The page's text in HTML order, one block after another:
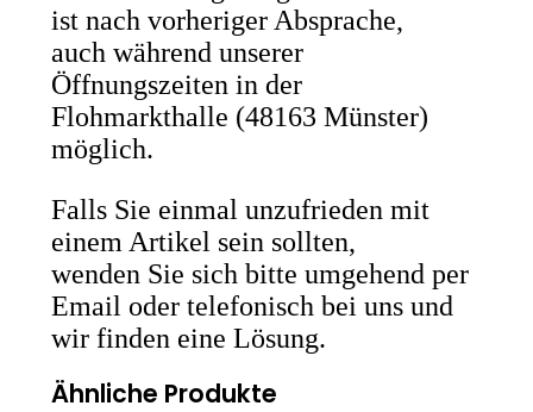
ist nach vorheriger Absprache,
auch während unserer
Öffnungszeiten in der
Flohmarkthalle (48163 Münster)
möglich.
Falls Sie einmal unzufrieden mit
einem Artikel sein sollten,
wenden Sie sich bitte umgehend per
Email oder telefonisch bei uns und
wir finden eine Lösung.
Ähnliche Produkte